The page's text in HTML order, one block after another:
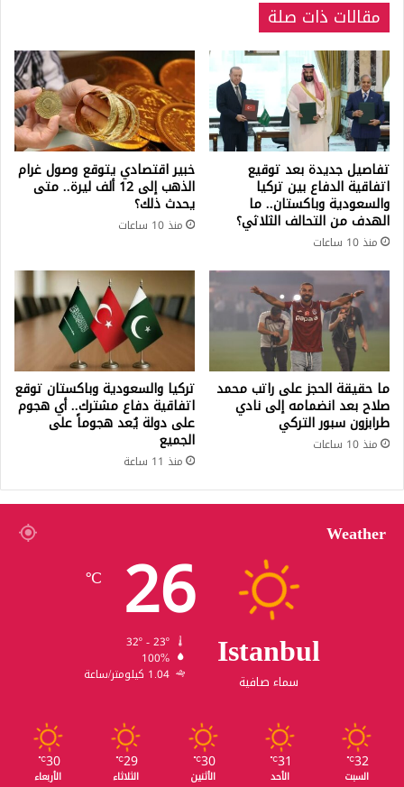
مقالات ذات صلة
تفاصيل جديدة بعد توقيع
اتفاقية الدفاع بين تركيا
والسعودية وباكستان.. ما
الهدف من التحالف الثلاثي؟
منذ 10 ساعات
خبير اقتصادي يتوقع وصول غرام
الذهب إلى 12 ألف ليرة.. متى
يحدث ذلك؟
منذ 10 ساعات
ما حقيقة الحجز على راتب محمد
صلاح بعد انضمامه إلى نادي
طرابزون سبور التركي
منذ 10 ساعات
تركيا والسعودية وباكستان توقع
اتفاقية دفاع مشترك.. أي هجوم
على دولة يُعد هجوماً على
الجميع
منذ 11 ساعة
Weather
Istanbul
سماء صافية
26
℃
100%
1.04 كيلومتر/ساعة
32
℃
السبت
31
℃
الأحد
30
℃
الأثنين
29
℃
الثلاثاء
30
℃
الأربعاء